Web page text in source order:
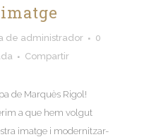
de administrador
0
Compartir
de Marquès Rigol!
a que hem volgut
imatge i modernitzar-